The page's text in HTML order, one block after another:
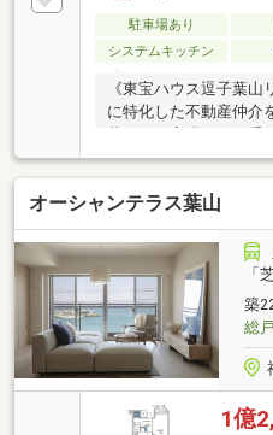
駐車場あり
システムキッチン
《東宝ハウス逗子葉
に特化した不動産仲介
は、単に「家を買う・
な人生を送りたいか」
逗子・葉山の魅力を知
の新しい暮らしの第一
す。どうぞお気軽にお
オーシャンテラス葉山
「
築
総
1億